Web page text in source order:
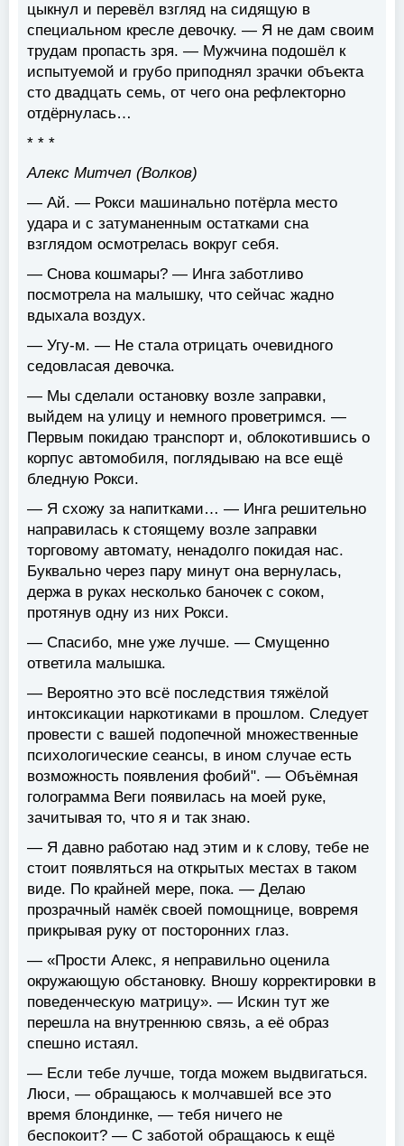
цыкнул и перевёл взгляд на сидящую в
специальном кресле девочку. — Я не дам своим
трудам пропасть зря. — Мужчина подошёл к
испытуемой и грубо приподнял зрачки объекта
сто двадцать семь, от чего она рефлекторно
отдёрнулась…
* * *
Алекс Митчел (Волков)
— Ай. — Рокси машинально потёрла место
удара и с затуманенным остатками сна
взглядом осмотрелась вокруг себя.
— Снова кошмары? — Инга заботливо
посмотрела на малышку, что сейчас жадно
вдыхала воздух.
— Угу-м. — Не стала отрицать очевидного
седовласая девочка.
— Мы сделали остановку возле заправки,
выйдем на улицу и немного проветримся. —
Первым покидаю транспорт и, облокотившись о
корпус автомобиля, поглядываю на все ещё
бледную Рокси.
— Я схожу за напитками… — Инга решительно
направилась к стоящему возле заправки
торговому автомату, ненадолго покидая нас.
Буквально через пару минут она вернулась,
держа в руках несколько баночек с соком,
протянув одну из них Рокси.
— Спасибо, мне уже лучше. — Смущенно
ответила малышка.
— Вероятно это всё последствия тяжёлой
интоксикации наркотиками в прошлом. Следует
провести с вашей подопечной множественные
психологические сеансы, в ином случае есть
возможность появления фобий". — Объёмная
голограмма Веги появилась на моей руке,
зачитывая то, что я и так знаю.
— Я давно работаю над этим и к слову, тебе не
стоит появляться на открытых местах в таком
виде. По крайней мере, пока. — Делаю
прозрачный намёк своей помощнице, вовремя
прикрывая руку от посторонних глаз.
— «Прости Алекс, я неправильно оценила
окружающую обстановку. Вношу корректировки в
поведенческую матрицу». — Искин тут же
перешла на внутреннюю связь, а её образ
спешно истаял.
— Если тебе лучше, тогда можем выдвигаться.
Люси, — обращаюсь к молчавшей все это
время блондинке, — тебя ничего не
беспокоит? — С заботой обращаюсь к ещё